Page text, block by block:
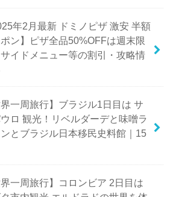
年2月最新 ドミノピザ 激安 半額
ン】ピザ全品50%OFFは週末限
イドメニュー等の割引・攻略情
界一周旅行】ブラジル1日目は サ
ロ 観光！リベルダーデと味噌ラ
とブラジル日本移民史料館｜15
界一周旅行】コロンビア 2日目は